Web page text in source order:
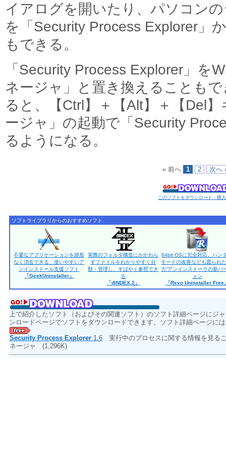
イアログを開いたり、パソコン
を「Security Process Explorer」
もできる。
「Security Process Explorer」を
ネージャ」と置き換えることも
ると、【Ctrl】＋【Alt】＋【Del
ージャ」の起動で「Security
るようになる。
« 前へ 1 2 次へ
このソフトをダウンロード・購
ソフトライブラリからのおすすめソフト
不要なアプリケーションを跡形
なく消去できる、使いやすいア
ンインストール支援ソフト
「GeekUninstaller」
実際のフォルダ構造にかかわら
ずファイルをわかりやすく分
類・管理し、すばやく参照でき
る
「dINDEX.2」
64bit OSに完全対応。ハン
モードの改善なども図られ
力”アンインストーラの新バ
ョン
「Revo Uninstaller Free
上で紹介したソフト（およびその関連ソフト）のソフト詳細ページにジ
ンロードページでソフトをダウンロードできます。ソフト詳細ページに
Security Process Explorer 1.6 実行中のプロセスに関する情報を見る
ネージャ (1,296K)